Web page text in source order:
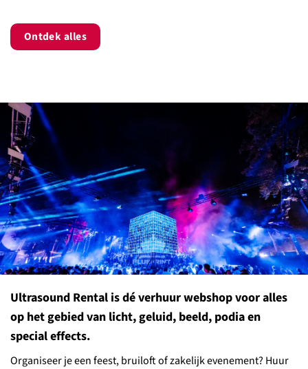
Ontdek alles
Ultrasound Rental is dé verhuur webshop voor alles
op het gebied van licht, geluid, beeld, podia en
special effects.
Organiseer je een feest, bruiloft of zakelijk evenement? Huur